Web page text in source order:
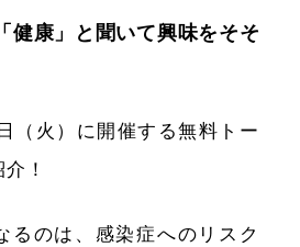
健康」と聞いて興味をそそ
（火）に開催する無料トー
！
るのは、感染症へのリスク